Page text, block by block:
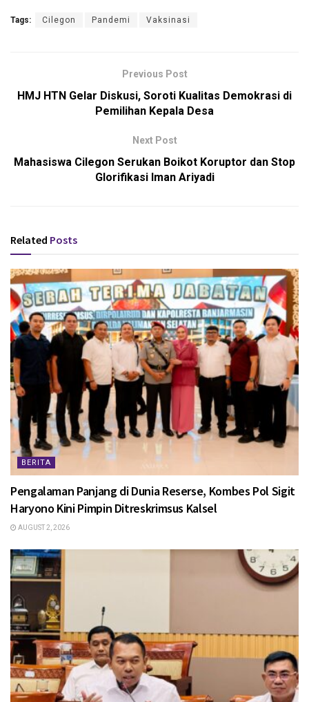
Tags: Cilegon Pandemi Vaksinasi
Previous Post
HMJ HTN Gelar Diskusi, Soroti Kualitas Demokrasi di
Pemilihan Kepala Desa
Next Post
Mahasiswa Cilegon Serukan Boikot Koruptor dan Stop
Glorifikasi Iman Ariyadi
Related Posts
BERITA
Pengalaman Panjang di Dunia Reserse, Kombes Pol Sigit
Haryono Kini Pimpin Ditreskrimsus Kalsel
AUGUST 2, 2026